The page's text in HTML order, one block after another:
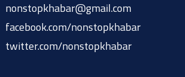
nonstopkhabar@gmail.com
facebook.com/nonstopkhabar
twitter.com/nonstopkhabar